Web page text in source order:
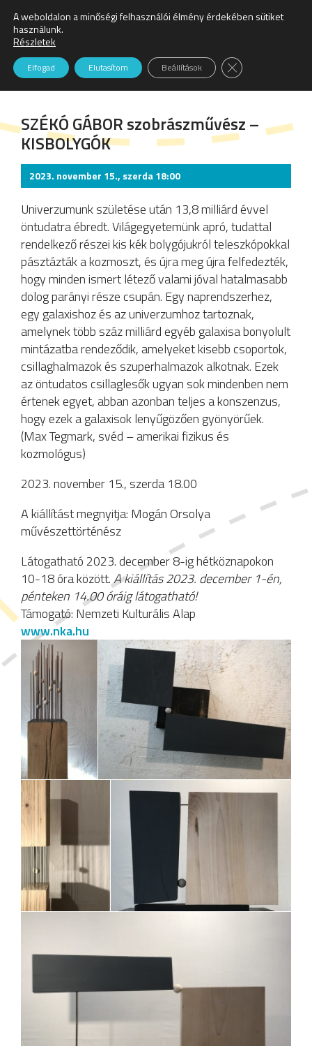
Keresés:
B32 Galéria
SZÉKÓ GÁBOR szobrászművész –
KISBOLYGÓK
2023. november 15., szerda 18:00
Univerzumunk születése után 13,8 milliárd évvel
öntudatra ébredt. Világegyetemünk apró, tudattal
rendelkező részei kis kék bolygójukról teleszkópokkal
pásztázták a kozmoszt, és újra meg újra felfedezték,
hogy minden ismert létező valami jóval hatalmasabb
dolog parányi része csupán. Egy naprendszerhez,
egy galaxishoz és az univerzumhoz tartoznak,
amelynek több száz milliárd egyéb galaxisa bonyolult
mintázatba rendeződik, amelyeket kisebb csoportok,
csillaghalmazok és szuperhalmazok alkotnak. Ezek
az öntudatos csillaglesők ugyan sok mindenben nem
értenek egyet, abban azonban teljes a konszenzus,
hogy ezek a galaxisok lenyűgözően gyönyörűek.
(Max Tegmark, svéd – amerikai fizikus és
kozmológus)
2023. november 15., szerda 18.00
A kiállítást megnyitja: Mogán Orsolya
művészettörténész
Látogatható 2023. december 8-ig hétköznapokon
10-18 óra között.A kiállítás 2023. december 1-én,
pénteken 14.00 óráig látogatható!
Támogató: Nemzeti Kulturális Alap
www.nka.hu
A weboldalon a minőségi felhasználói élmény érdekében sütiket
használunk.
Részletek
Elfogad Elutasítom Beállítások Close GDPR